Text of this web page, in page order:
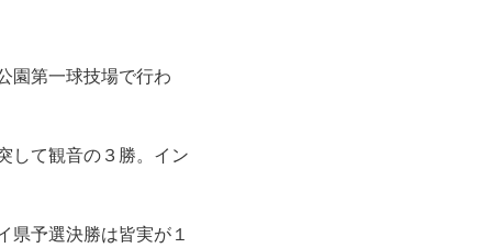
園第一球技場で行わ
して観音の３勝。イン
予選決勝は皆実が１